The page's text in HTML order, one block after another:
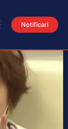
Notificari